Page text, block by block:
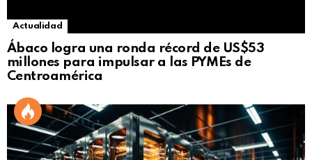
Actualidad
Ábaco logra una ronda récord de US$53
millones para impulsar a las PYMEs de
Centroamérica